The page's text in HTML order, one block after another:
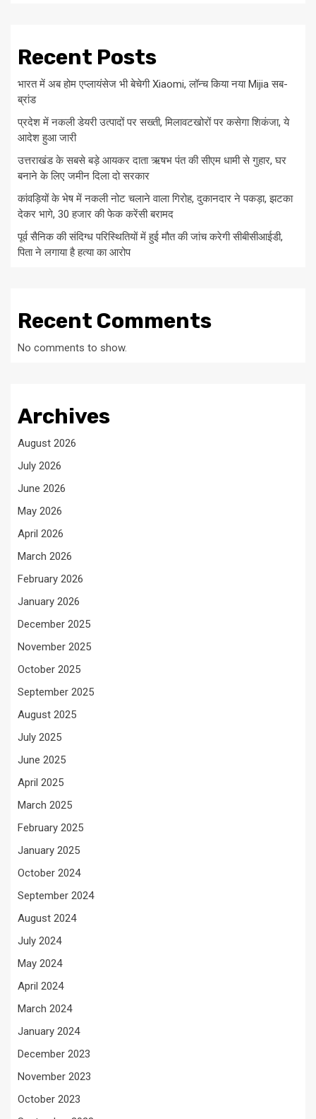
Recent Posts
भारत में अब होम एप्लायंसेज भी बेचेगी Xiaomi, लॉन्च किया नया Mijia सब-
ब्रांड
प्रदेश में नकली डेयरी उत्पादों पर सख्ती, मिलावटखोरों पर कसेगा शिकंजा, ये
आदेश हुआ जारी
उत्तराखंड के सबसे बड़े आयकर दाता ऋषभ पंत की सीएम धामी से गुहार, घर
बनाने के लिए जमीन दिला दो सरकार
कांवड़ियों के भेष में नकली नोट चलाने वाला गिरोह, दुकानदार ने पकड़ा, झटका
देकर भागे, 30 हजार की फेक करेंसी बरामद
पूर्व सैनिक की संदिग्ध परिस्थितियों में हुई मौत की जांच करेगी सीबीसीआईडी,
पिता ने लगाया है हत्या का आरोप
Recent Comments
No comments to show.
Archives
August 2026
July 2026
June 2026
May 2026
April 2026
March 2026
February 2026
January 2026
December 2025
November 2025
October 2025
September 2025
August 2025
July 2025
June 2025
April 2025
March 2025
February 2025
January 2025
October 2024
September 2024
August 2024
July 2024
May 2024
April 2024
March 2024
January 2024
December 2023
November 2023
October 2023